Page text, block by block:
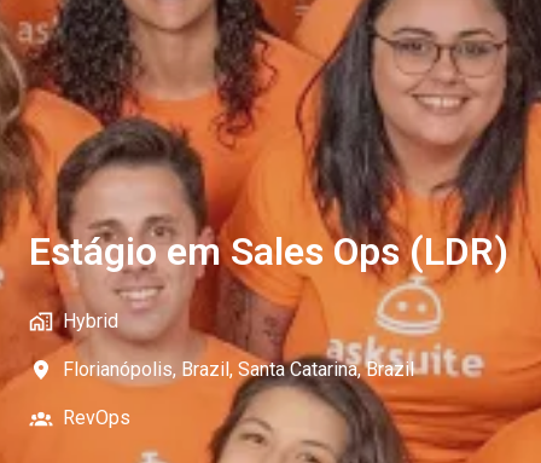
Estágio em Sales Ops (LDR)
Hybrid
Florianópolis, Brazil , Santa Catarina, Brazil
RevOps